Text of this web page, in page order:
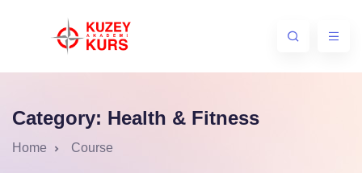
Category: Health & Fitness
Home Course